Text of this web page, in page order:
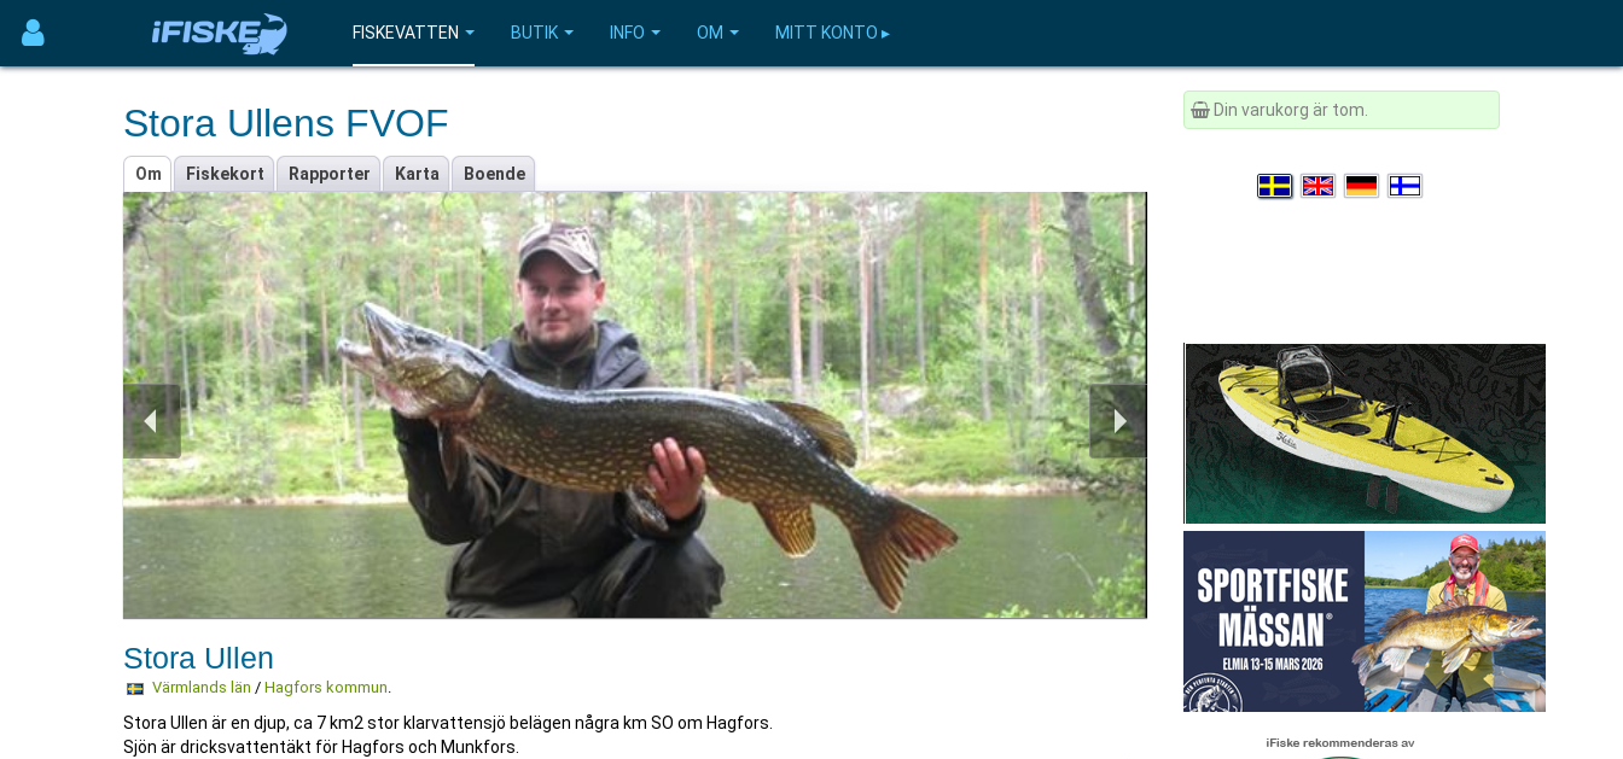
FISKEVATTEN BUTIK INFO OM MITT KONTO ▸
Stora Ullens FVOF
Om Fiskekort Rapporter Karta Boende
Stora Ullen
Värmlands län / Hagfors kommun.
Stora Ullen är en djup, ca 7 km2 stor klarvattensjö belägen några km SO om Hagfors.
Sjön är dricksvattentäkt för Hagfors och Munkfors.
Din varukorg är tom.